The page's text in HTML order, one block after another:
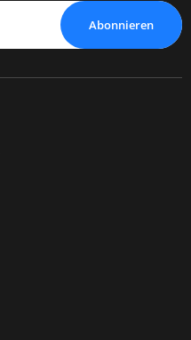
Abonnieren